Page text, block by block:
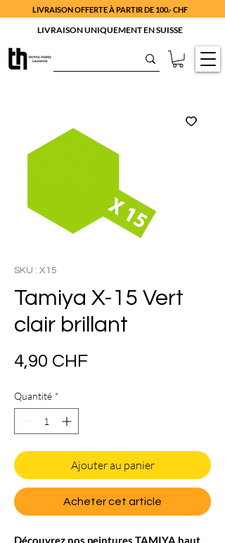
LIVRAISON OFFERTE À PARTIR DE 100.- CHF
LIVRAISON UNIQUEMENT EN SUISSE
SKU : X15
Tamiya X-15 Vert
clair brillant
4,90 CHFPrix
Quantité *
Ajouter au panier
Acheter cet article
Découvrez nos peintures TAMIYA haut